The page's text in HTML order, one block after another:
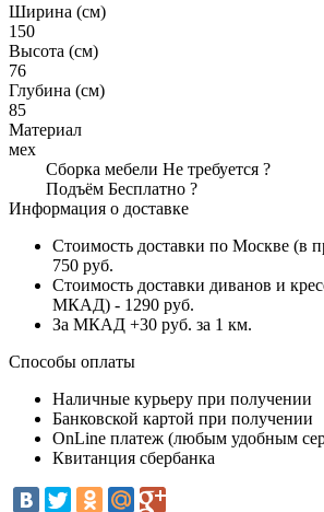
Ширина (см)
150
Высота (см)
76
Глубина (см)
85
Материал
мех
Сборка мебели Не требуется ?
Подъём Бесплатно ?
Информация о доставке
Стоимость доставки по Москве (в
750 руб.
Стоимость доставки диванов и
МКАД) - 1290 руб.
За МКАД +30 руб. за 1 км.
Способы оплаты
Наличные курьеру при получении
Банковской картой при получении
OnLine платеж (любым удобным
Квитанция сбербанка